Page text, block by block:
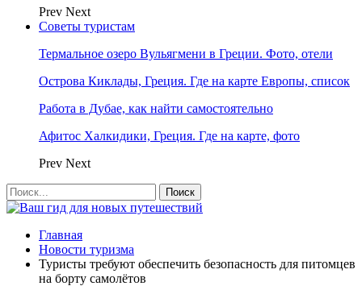
Prev Next
Советы туристам
Термальное озеро Вульягмени в Греции. Фото, отели
Острова Киклады, Греция. Где на карте Европы, список
Работа в Дубае, как найти самостоятельно
Афитос Халкидики, Греция. Где на карте, фото
Prev Next
Главная
Новости туризма
Туристы требуют обеспечить безопасность для питомцев
на борту самолётов